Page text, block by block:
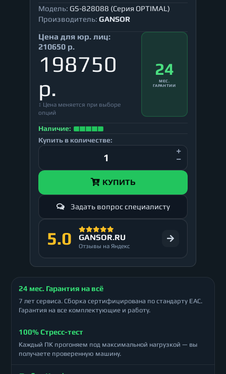
Модель: GS-828088 (Серия OPTIMAL)
Производитель: GANSOR
Цена для юр. лиц:
210650 р.
198750
р.
↕ Цена меняется при выборе
опций
24
МЕС.
ГАРАНТИИ
Наличие:
Купить в количестве:
КУПИТЬ
Задать вопрос специалисту
5.0 GANSOR.RU
Отзывы на Яндекс
24 мес. Гарантия на всё
7 лет сервиса. Сборка сертифицирована по стандарту ЕАС.
Гарантия на все комплектующие и работу.
100% Стресс-тест
Каждый ПК прогоняем под максимальной нагрузкой — вы
получаете проверенную машину.